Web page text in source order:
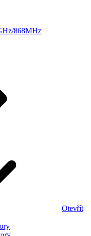
868MHz
Otevřít